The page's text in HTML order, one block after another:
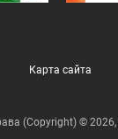
Карта сайта
(Copyright) © 2026,